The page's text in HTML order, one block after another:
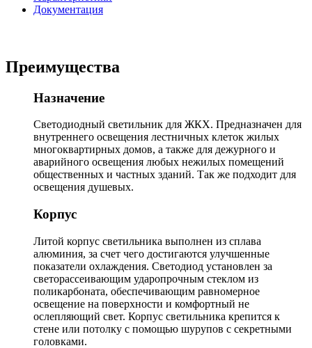
Документация
Преимущества
Назначение
Светодиодный светильник для ЖКХ. Предназначен для
внутреннего освещения лестничных клеток жилых
многоквартирных домов, а также для дежурного и
аварийного освещения любых нежилых помещений
общественных и частных зданий. Так же подходит для
освещения душевых.
Корпус
Литой корпус светильника выполнен из сплава
алюминия, за счет чего достигаются улучшенные
показатели охлаждения. Светодиод установлен за
светорассеивающим ударопрочным стеклом из
поликарбоната, обеспечивающим равномерное
освещение на поверхности и комфортный не
ослепляющий свет. Корпус светильника крепится к
стене или потолку с помощью шурупов с секретными
головками.